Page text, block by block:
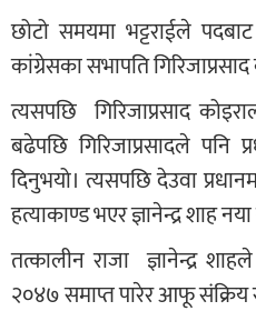
छोटो समयमा भट्टराईले
कांग्रेसका सभापति गिरिजाप्रसाद
त्यसपछि गिरिजाप्रसाद
बढेपछि गिरिजाप्रसादले पनि
दिनुभयो। त्यसपछि देउवा
हत्याकाण्ड भएर ज्ञानेन्द्र शाह
तत्कालीन राजा ज्ञानेन्द्र
२०४७ समाप्त पारेर आफू संक्रिय